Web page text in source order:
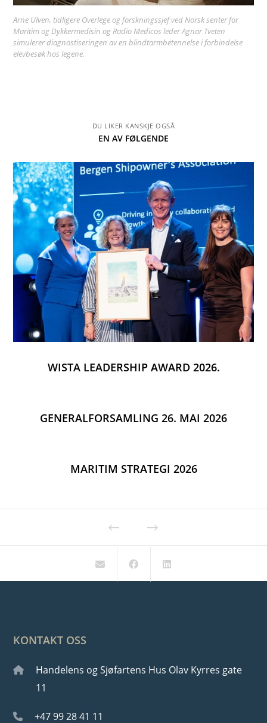
Arne Ulven, tidligere Overlege og forskningssjef ved Norsk senter for
Maritim og Dykkermedisin og Radio Medicos leder Agnar Tveten
simulerer diagnostiseringen av en blindtarmbetennelse i forbindelse
elevbesøk hos legene.
DU LIKER KANSKJE OGSÅ
EN AV FØLGENDE
WISTA LEADERSHIP AWARD 2026.
GENERALFORSAMLING 26. MAI 2026
MARITIM STRATEGI 2026
KONTAKT OSS
Handelens og Sjøfartens Hus Olav Kyrres gate
11
+47 99 28 41 11